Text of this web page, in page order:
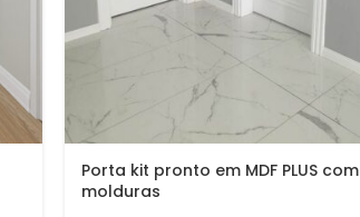
Porta kit pronto em MDF PLUS com
molduras